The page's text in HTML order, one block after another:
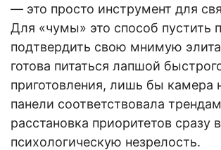
— это просто инструмент для
Для «чумы» это способ пустить
подтвердить свою мнимую
готова питаться лапшой
приготовления, лишь бы камера
панели соответствовала
расстановка приоритетов сразу
психологическую незрелость.